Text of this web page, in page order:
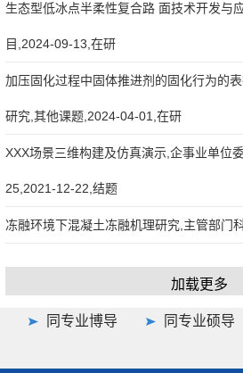
生态型低冰点半柔性复合路 面技术开发与
目,2024-09-13,在研
加压固化过程中固体推进剂的固化行为的
研究,其他课题,2024-04-01,在研
XXX场景三维构建及仿真演示,企事业单位
25,2021-12-22,结题
冻融环境下混凝土冻融机理研究,主管部门
加载更多
同专业博导 同专业硕导